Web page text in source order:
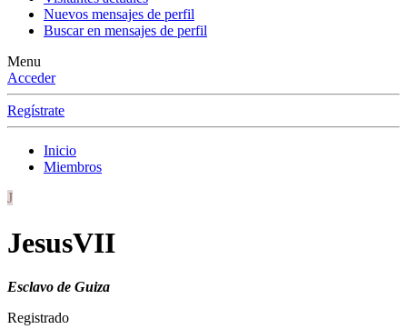
Nuevos mensajes de perfil
Buscar en mensajes de perfil
Menu
Acceder
Regístrate
Inicio
Miembros
J
JesusVII
Esclavo de Guiza
Registrado